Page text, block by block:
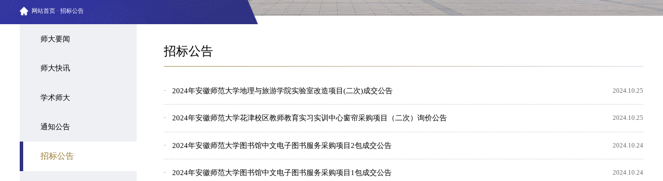
网站首页 · 招标公告
师大要闻
师大快讯
学术师大
通知公告
招标公告
招标公告
2024年安徽师范大学地理与旅游学院实验室改造项目(二次)成交公告 2024.10.25
2024年安徽师范大学花津校区教师教育实习实训中心窗帘采购项目（二次）询价公告 2024.10.25
2024年安徽师范大学图书馆中文电子图书服务采购项目2包成交公告 2024.10.24
2024年安徽师范大学图书馆中文电子图书服务采购项目1包成交公告 2024.10.24